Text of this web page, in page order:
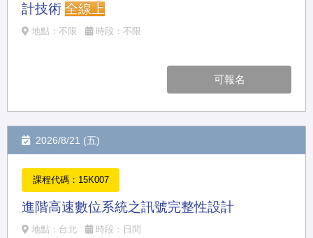
計技術 全線上
地點：不限 時段：不限
可報名
2026/8/21 (五)
課程代碼：15K007
進階高速數位系統之訊號完整性設計
地點：台北 時段：日間